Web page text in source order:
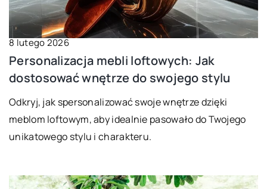
8 lutego 2026
Personalizacja mebli loftowych: Jak
dostosować wnętrze do swojego stylu
Odkryj, jak spersonalizować swoje wnętrze dzięki
meblom loftowym, aby idealnie pasowało do Twojego
unikatowego stylu i charakteru.